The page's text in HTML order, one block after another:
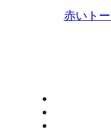
赤いト